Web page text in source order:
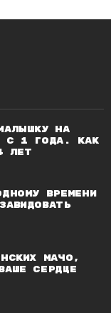
на
с 1 года. Как
лет
времени
мачо,
сердце